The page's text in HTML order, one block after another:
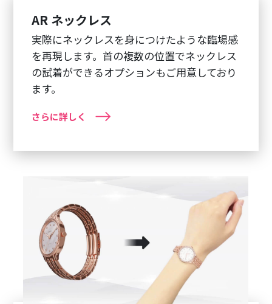
AR ネックレス
実際にネックレスを身につけたような臨場感
を再現します。首の複数の位置でネックレス
の試着ができるオプションもご用意しており
ます。
さらに詳しく